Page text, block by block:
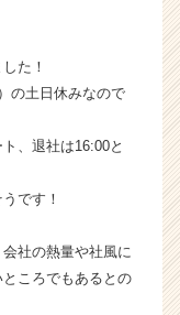
た！
の土日休みなので
、退社は16:00と
です！
社の熱量や社風に
ころでもあるとの